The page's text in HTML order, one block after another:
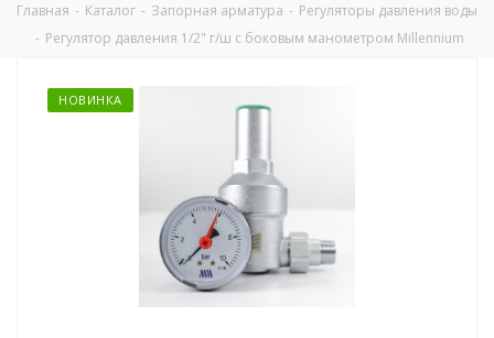
Главная - Каталог - Запорная арматура - Регуляторы давления воды
- Регулятор давления 1/2" г/ш с боковым манометром Millennium
НОВИНКА